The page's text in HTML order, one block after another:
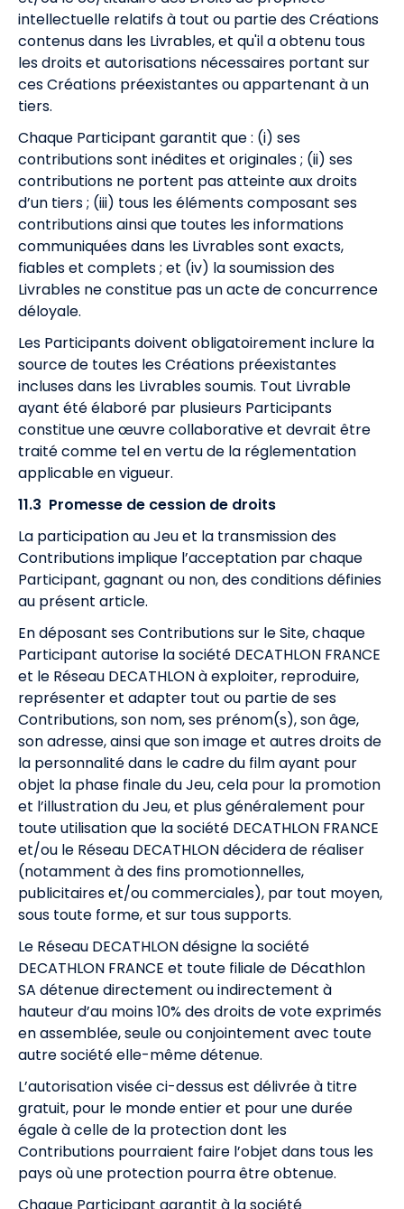
intellectuelle relatifs à tout ou partie des Créations
contenus dans les Livrables, et qu'il a obtenu tous
les droits et autorisations nécessaires portant sur
ces Créations préexistantes ou appartenant à un
tiers.
Chaque Participant garantit que : (i) ses
contributions sont inédites et originales ; (ii) ses
contributions ne portent pas atteinte aux droits
d’un tiers ; (iii) tous les éléments composant ses
contributions ainsi que toutes les informations
communiquées dans les Livrables sont exacts,
fiables et complets ; et (iv) la soumission des
Livrables ne constitue pas un acte de concurrence
déloyale.
Les Participants doivent obligatoirement inclure la
source de toutes les Créations préexistantes
incluses dans les Livrables soumis. Tout Livrable
ayant été élaboré par plusieurs Participants
constitue une œuvre collaborative et devrait être
traité comme tel en vertu de la réglementation
applicable en vigueur.
11.3 Promesse de cession de droits
La participation au Jeu et la transmission des
Contributions implique l’acceptation par chaque
Participant, gagnant ou non, des conditions définies
au présent article.
En déposant ses Contributions sur le Site, chaque
Participant autorise la société DECATHLON FRANCE
et le Réseau DECATHLON à exploiter, reproduire,
représenter et adapter tout ou partie de ses
Contributions, son nom, ses prénom(s), son âge,
son adresse, ainsi que son image et autres droits de
la personnalité dans le cadre du film ayant pour
objet la phase finale du Jeu, cela pour la promotion
et l’illustration du Jeu, et plus généralement pour
toute utilisation que la société DECATHLON FRANCE
et/ou le Réseau DECATHLON décidera de réaliser
(notamment à des fins promotionnelles,
publicitaires et/ou commerciales), par tout moyen,
sous toute forme, et sur tous supports.
Le Réseau DECATHLON désigne la société
DECATHLON FRANCE et toute filiale de Décathlon
SA détenue directement ou indirectement à
hauteur d’au moins 10% des droits de vote exprimés
en assemblée, seule ou conjointement avec toute
autre société elle-même détenue.
L’autorisation visée ci-dessus est délivrée à titre
gratuit, pour le monde entier et pour une durée
égale à celle de la protection dont les
Contributions pourraient faire l’objet dans tous les
pays où une protection pourra être obtenue.